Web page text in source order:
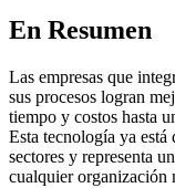
En Resumen
Las empresas que
sus procesos logran
tiempo y costos hasta
Esta tecnología ya
sectores y representa
cualquier organización